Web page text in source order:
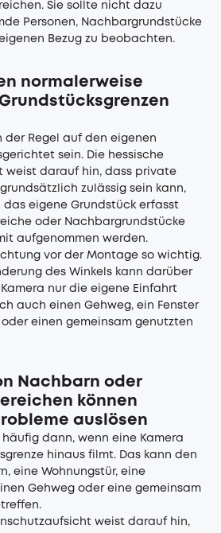
Sie sollte nicht dazu
Personen, Nachbargrundstücke
Bezug zu beobachten.
normalerweise
der Regel auf den eigenen
sein. Die hessische
weist darauf hin, dass private
zulässig sein kann,
eigene Grundstück erfasst
oder Nachbargrundstücke
aufgenommen werden.
vor der Montage so wichtig.
des Winkels kann darüber
nur die eigene Einfahrt
auch einen Gehweg, ein Fenster
einen gemeinsam genutzten
Nachbarn oder
können
auslösen
dann, wenn eine Kamera
hinaus filmt. Das kann den
eine Wohnungstür, eine
Gehweg oder eine gemeinsam
weist darauf hin,